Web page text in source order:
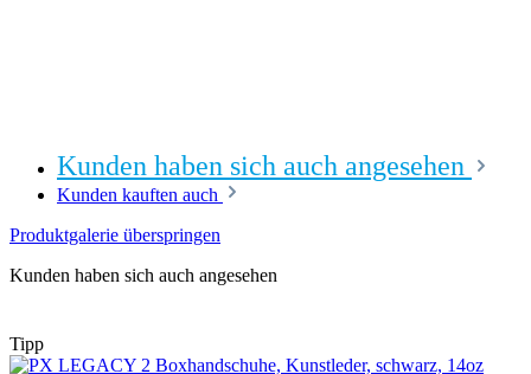
Kunden haben sich auch angesehen
Kunden kauften auch
Produktgalerie überspringen
Kunden haben sich auch angesehen
Tipp